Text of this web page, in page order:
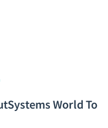
World To